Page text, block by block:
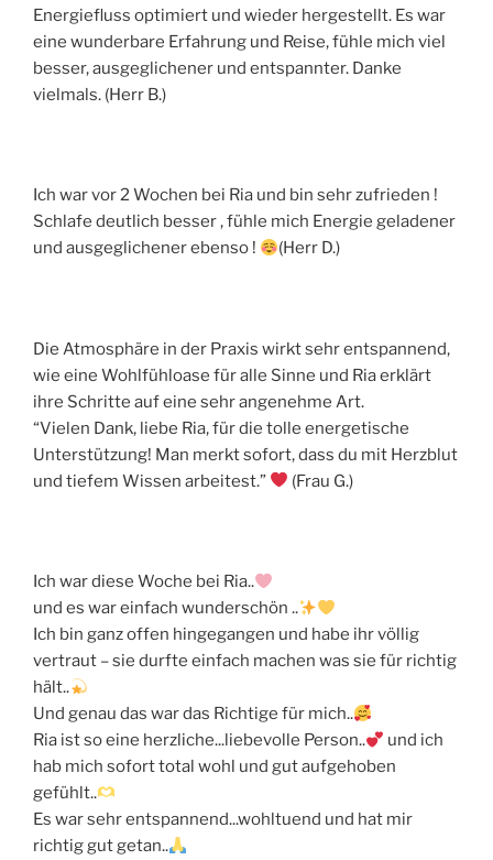
Energiefluss optimiert und wieder hergestellt. Es war
eine wunderbare Erfahrung und Reise, fühle mich viel
besser, ausgeglichener und entspannter. Danke
vielmals. (Herr B.)
Ich war vor 2 Wochen bei Ria und bin sehr zufrieden !
Schlafe deutlich besser , fühle mich Energie geladener
und ausgeglichener ebenso !
(Herr D.)
Die Atmosphäre in der Praxis wirkt sehr entspannend,
wie eine Wohlfühloase für alle Sinne und Ria erklärt
ihre Schritte auf eine sehr angenehme Art.
“Vielen Dank, liebe Ria, für die tolle energetische
Unterstützung! Man merkt sofort, dass du mit Herzblut
und tiefem Wissen arbeitest.”
(Frau G.)
Ich war diese Woche bei Ria..
und es war einfach wunderschön ..
Ich bin ganz offen hingegangen und habe ihr völlig
vertraut – sie durfte einfach machen was sie für richtig
hält..
Und genau das war das Richtige für mich..
Ria ist so eine herzliche...liebevolle Person..
und ich
hab mich sofort total wohl und gut aufgehoben
gefühlt..
Es war sehr entspannend...wohltuend und hat mir
richtig gut getan..